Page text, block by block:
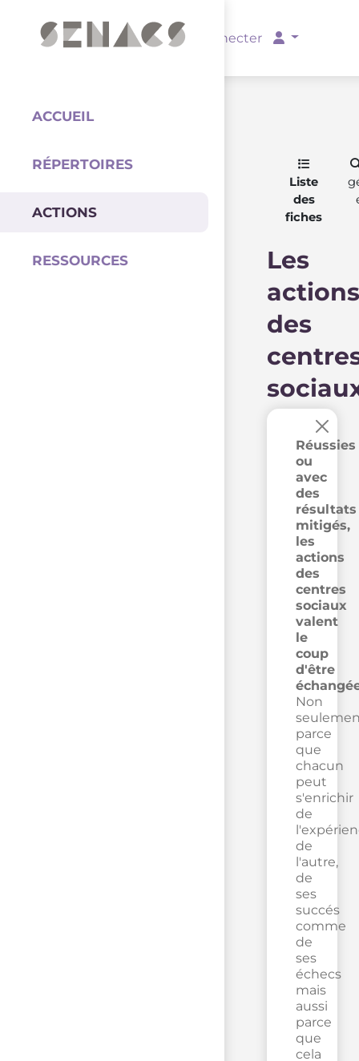
Se connecter
ACCUEIL
RÉPERTOIRES
ACTIONS
RESSOURCES
Liste
des
fiches
Les
actions
des
Réussies
ou
avec
des
résultats
mitigés,
les
actions
des
centres
sociaux
valent
le
coup
d'être
Non
parce
que
chacun
peut
s'enrichir
de
de
l'autre,
de
ses
succés
comme
de
ses
échecs
mais
aussi
parce
que
cela
×